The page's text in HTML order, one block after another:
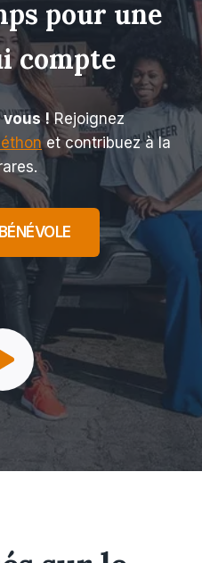
pour une
compte
vous !Rejoignez
et contribuez à la